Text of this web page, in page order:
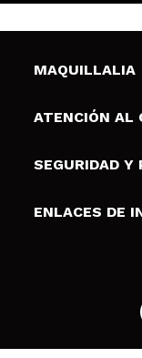
MAQUILLALIA
Sobre
Tarjetas de
ATENCIÓN AL
Envíos y
Formas de
SEGURIDAD Y
Terminos y
Política de
ENLACES DE